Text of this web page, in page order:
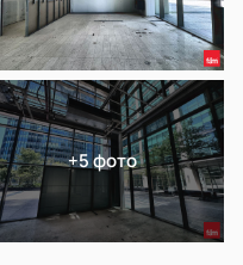
+5 фото